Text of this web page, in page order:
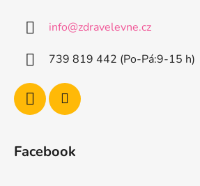
info@zdravelevne.cz
739 819 442 (Po-Pá:9-15 h)
Facebook